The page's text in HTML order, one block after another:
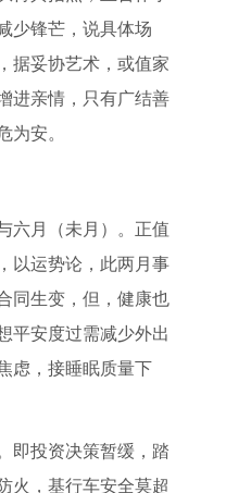
少锋芒，说具体场
据妥协艺术，或值家
进亲情，只有广结善
为安。
六月（未月）。正值
以运势论，此两月事
同生变，但，健康也
平安度过需减少外出
虑，接睡眠质量下
即投资决策暂缓，踏
火，基行车安全莫超